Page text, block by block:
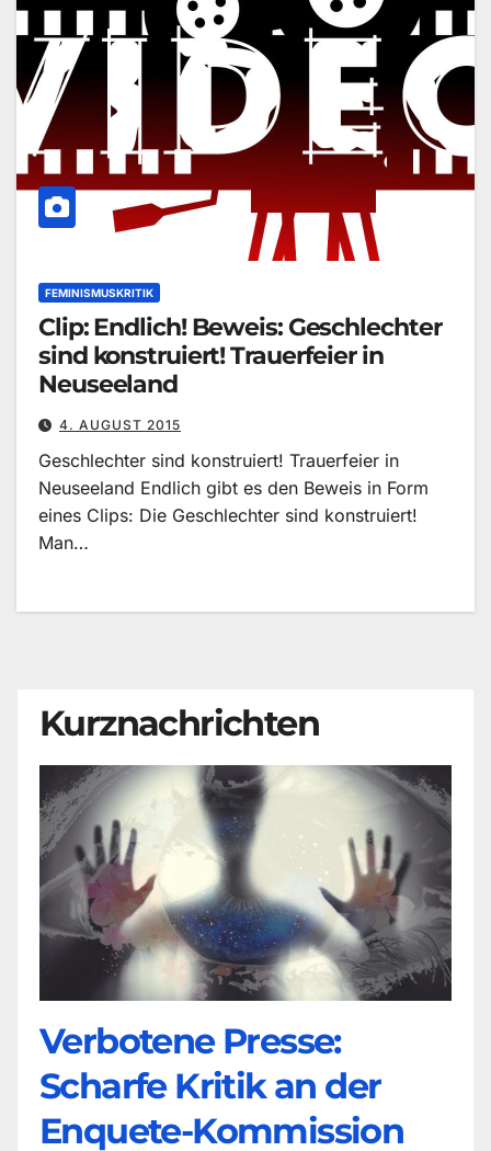
FEMINISMUSKRITIK
Clip: Endlich! Beweis: Geschlechter
sind konstruiert! Trauerfeier in
Neuseeland
4. AUGUST 2015
Geschlechter sind konstruiert! Trauerfeier in
Neuseeland Endlich gibt es den Beweis in Form
eines Clips: Die Geschlechter sind konstruiert!
Man…
Kurznachrichten
Verbotene Presse:
Scharfe Kritik an der
Enquete-Kommission